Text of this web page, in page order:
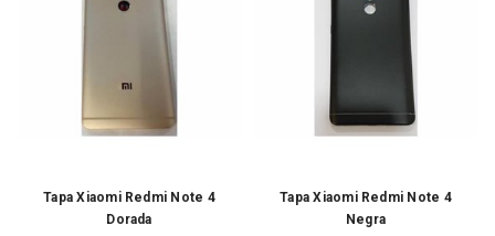
Tapa Xiaomi Redmi Note 4
Dorada
Tapa Xiaomi Redmi Note 4
Negra